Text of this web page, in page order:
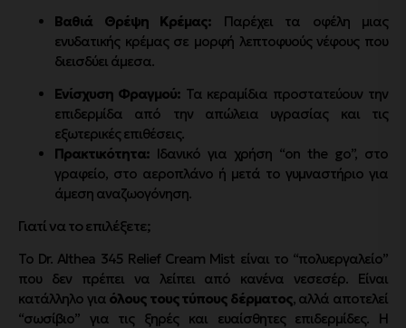
Βαθιά Θρέψη Κρέμας: Παρέχει τα οφέλη μιας
ενυδατικής κρέμας σε μορφή λεπτοφυούς νέφους που
διεισδύει άμεσα.
Ενίσχυση Φραγμού:Τα κεραμίδια προστατεύουν την
επιδερμίδα από την απώλεια υγρασίας και τις
εξωτερικές επιθέσεις.
Πρακτικότητα: Ιδανικό για χρήση “on the go”, στο
γραφείο, στο αεροπλάνο ή μετά το γυμναστήριο για
άμεση αναζωογόνηση.
Γιατί να το επιλέξετε;
Το Dr. Althea 345 Relief Cream Mist είναι το “πολυεργαλείο”
που δεν πρέπει να λείπει από κανένα νεσεσέρ. Είναι
κατάλληλο για όλους τους τύπους δέρματος, αλλά αποτελεί
“σωσίβιο” για τις ξηρές και ευαίσθητες επιδερμίδες. Η